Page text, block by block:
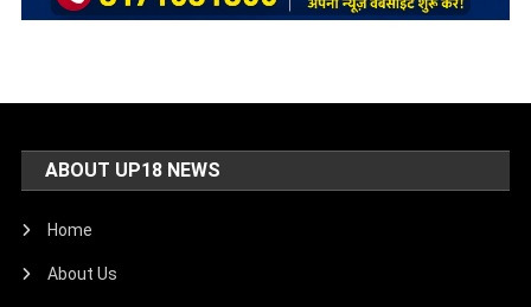
ABOUT UP18 NEWS
Home
About Us